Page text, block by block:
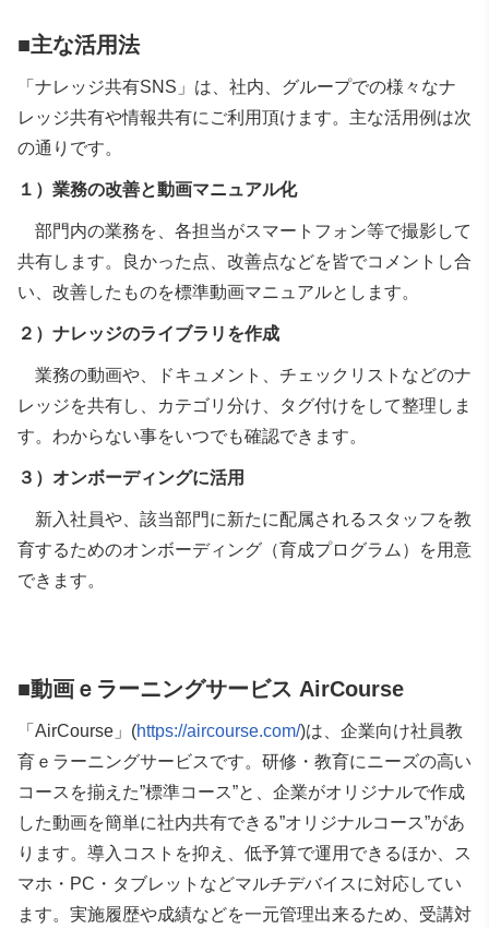
■主な活用法
「ナレッジ共有SNS」は、社内、グループでの様々なナ
レッジ共有や情報共有にご利用頂けます。主な活用例は次
の通りです。
１）業務の改善と動画マニュアル化
部門内の業務を、各担当がスマートフォン等で撮影して
共有します。良かった点、改善点などを皆でコメントし合
い、改善したものを標準動画マニュアルとします。
２）ナレッジのライブラリを作成
業務の動画や、ドキュメント、チェックリストなどのナ
レッジを共有し、カテゴリ分け、タグ付けをして整理しま
す。わからない事をいつでも確認できます。
３）オンボーディングに活用
新入社員や、該当部門に新たに配属されるスタッフを教
育するためのオンボーディング（育成プログラム）を用意
できます。
■動画ｅラーニングサービス AirCourse
「AirCourse」(https://aircourse.com/)は、企業向け社員教
育ｅラーニングサービスです。研修・教育にニーズの高い
コースを揃えた”標準コース”と、企業がオリジナルで作成
した動画を簡単に社内共有できる”オリジナルコース”があ
ります。導入コストを抑え、低予算で運用できるほか、ス
マホ・PC・タブレットなどマルチデバイスに対応してい
ます。実施履歴や成績などを一元管理出来るため、受講対